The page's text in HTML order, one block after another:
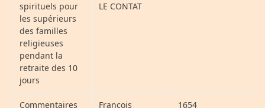
spirituels pour
les supérieurs
des familles
religieuses
pendant la
retraite des 10
jours
LE CONTAT
Commentaires
François
1654